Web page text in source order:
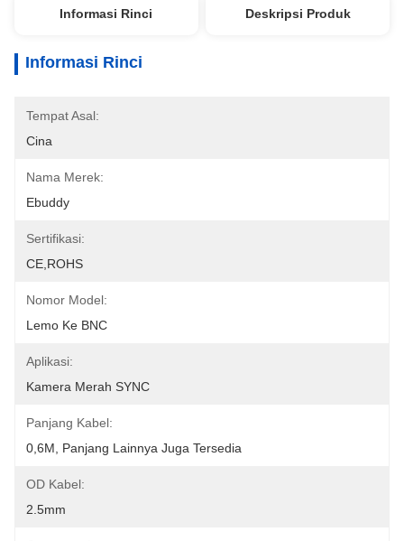
Informasi Rinci Deskripsi Produk
Informasi Rinci
Tempat Asal:
Cina
Nama Merek:
Ebuddy
Sertifikasi:
CE,ROHS
Nomor Model:
Lemo Ke BNC
Aplikasi:
Kamera Merah SYNC
Panjang Kabel:
0,6M, Panjang Lainnya Juga Tersedia
OD Kabel:
2.5mm